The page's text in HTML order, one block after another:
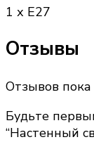
1 х Е27
Отзывы
Отзывов пока
Будьте
“Настенный